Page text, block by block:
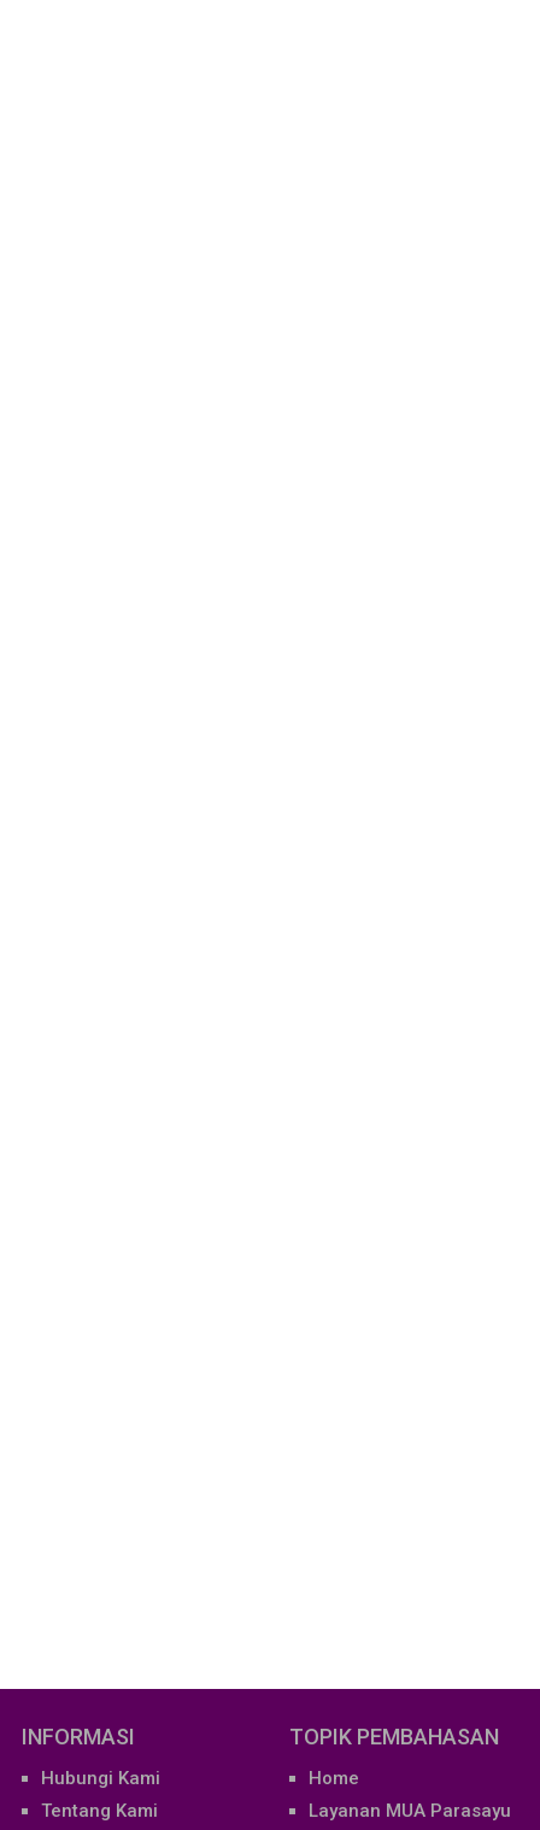
INFORMASI
Hubungi Kami
Tentang Kami
TOPIK PEMBAHASAN
Home
Layanan MUA Parasayu